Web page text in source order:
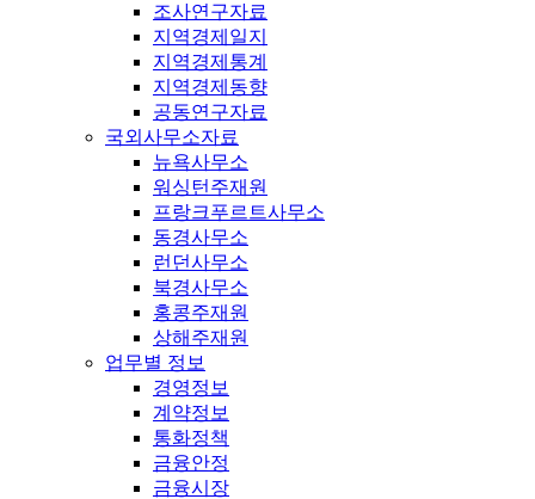
조사연구자료
지역경제일지
지역경제통계
지역경제동향
공동연구자료
국외사무소자료
뉴욕사무소
워싱턴주재원
프랑크푸르트사무소
동경사무소
런던사무소
북경사무소
홍콩주재원
상해주재원
업무별 정보
경영정보
계약정보
통화정책
금융안정
금융시장